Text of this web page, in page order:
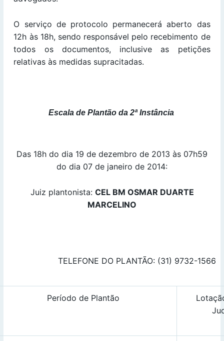
O serviço de protocolo permanecerá aberto das
12h às 18h, sendo responsável pelo recebimento de
todos os documentos, inclusive as petições
relativas às medidas supracitadas.
Escala de Plantão da 2ª Instância
Das 18h do dia 19 de dezembro de 2013 às 07h59
do dia 07 de janeiro de 2014:
Juiz plantonista: CEL BM OSMAR DUARTE
MARCELINO
TELEFONE DO PLANTÃO: (31) 9732-1566
Período de Plantão